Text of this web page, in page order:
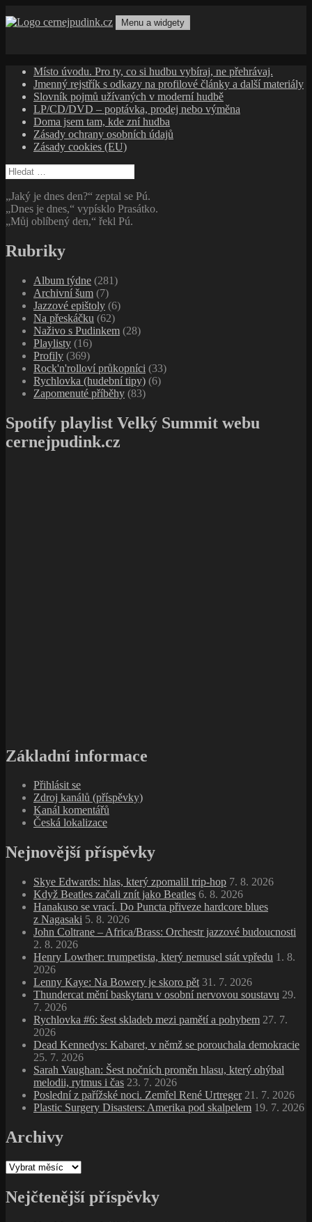
k
Menu a widgety
Místo úvodu. Pro ty, co si hudbu vybíraj, ne přehrávaj.
Jmenný rejstřík s odkazy na profilové články a další materiály
Slovník pojmů užívaných v moderní hudbě
LP/CD/DVD – poptávka, prodej nebo výměna
Doma jsem tam, kde zní hudba
Zásady ochrany osobních údajů
Zásady cookies (EU)
Vyhledávání
„Jaký je dnes den?“ zeptal se Pú.
„Dnes je dnes,“ vypísklo Prasátko.
„Můj oblíbený den,“ řekl Pú.
Rubriky
Album týdne (281)
Archivní šum (7)
Jazzové epištoly (6)
Na přeskáčku (62)
Naživo s Pudinkem (28)
Playlisty (16)
Profily (369)
Rock'n'rolloví průkopníci (33)
Rychlovka (hudební tipy) (6)
Zapomenuté příběhy (83)
Spotify playlist Velký Summit webu
cernejpudink.cz
Základní informace
Přihlásit se
Zdroj kanálů (příspěvky)
Kanál komentářů
Česká lokalizace
Nejnovější příspěvky
Skye Edwards: hlas, který zpomalil trip‑hop 7. 8. 2026
Když Beatles začali znít jako Beatles 6. 8. 2026
Hanakuso se vrací. Do Puncta přiveze hardcore blues
z Nagasaki 5. 8. 2026
John Coltrane – Africa/Brass: Orchestr jazzové budoucnosti
2. 8. 2026
Henry Lowther: trumpetista, který nemusel stát vpředu 1. 8.
2026
Lenny Kaye: Na Bowery je skoro pět 31. 7. 2026
Thundercat mění baskytaru v osobní nervovou soustavu 29.
7. 2026
Rychlovka #6: šest skladeb mezi pamětí a pohybem 27. 7.
2026
Dead Kennedys: Kabaret, v němž se porouchala demokracie
25. 7. 2026
Sarah Vaughan: Šest nočních proměn hlasu, který ohýbal
melodii, rytmus i čas 23. 7. 2026
Poslední z pařížské noci. Zemřel René Urtreger 21. 7. 2026
Plastic Surgery Disasters: Amerika pod skalpelem 19. 7. 2026
Archivy
Archivy
Nejčtenější příspěvky